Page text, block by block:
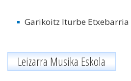
Garikoitz Iturbe Etxebarria
Leizarra Musika Eskola